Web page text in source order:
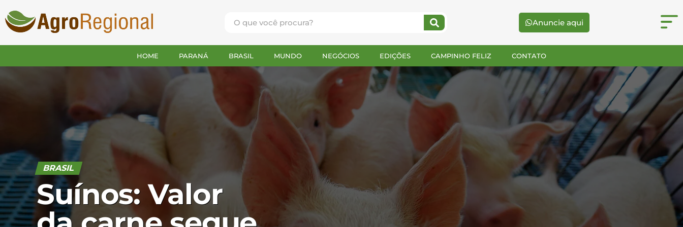
Anuncie aqui
HOME PARANÁ BRASIL MUNDO NEGÓCIOS EDIÇÕES CAMPINHO FELIZ CONTATO
BRASIL
Suínos: Valor